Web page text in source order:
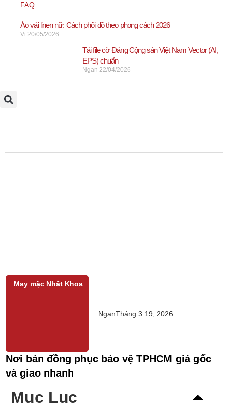
FAQ
Áo vải linen nữ: Cách phối đồ theo phong cách 2026
Vi 20/05/2026
Tải file cờ Đảng Cộng sản Việt Nam Vector (AI,
EPS) chuẩn
Ngan 22/04/2026
May mặc Nhất Khoa
NganTháng 3 19, 2026
Nơi bán đồng phục bảo vệ TPHCM giá gốc
và giao nhanh
Mục Lục